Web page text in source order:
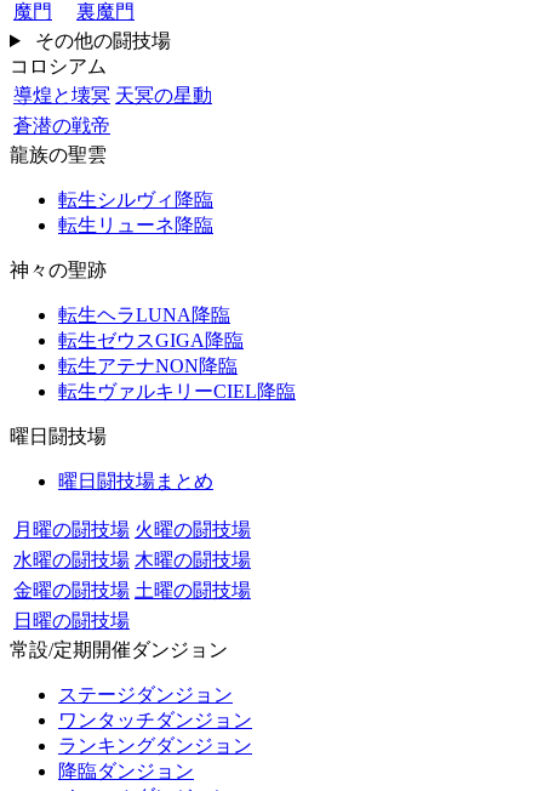
魔門
裏魔門
その他の闘技場
コロシアム
導煌と壊冥 天冥の星動
蒼潜の戦帝
龍族の聖雲
転生シルヴィ降臨
転生リューネ降臨
神々の聖跡
転生ヘラLUNA降臨
転生ゼウスGIGA降臨
転生アテナNON降臨
転生ヴァルキリーCIEL降臨
曜日闘技場
曜日闘技場まとめ
月曜の闘技場 火曜の闘技場
水曜の闘技場 木曜の闘技場
金曜の闘技場 土曜の闘技場
日曜の闘技場
常設/定期開催ダンジョン
ステージダンジョン
ワンタッチダンジョン
ランキングダンジョン
降臨ダンジョン